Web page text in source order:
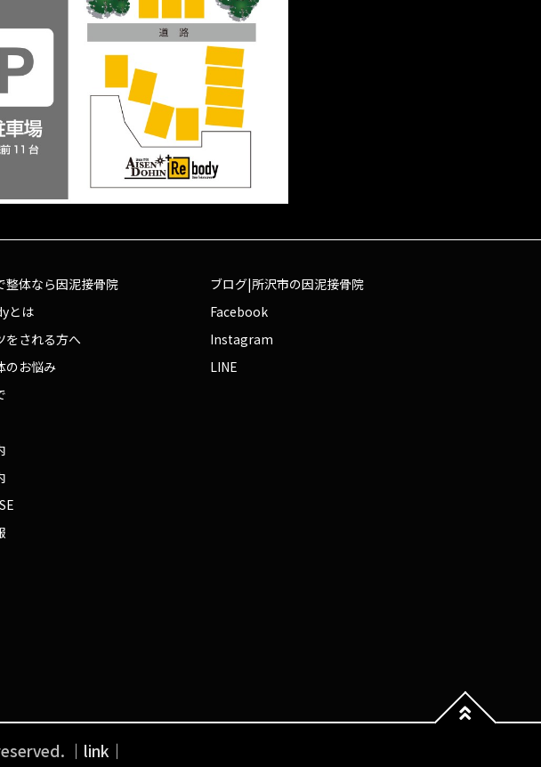
整体なら因泥接骨院
とは
をされる方へ
のお悩み
ブログ|所沢市の因泥接骨院
Facebook
Instagram
LINE
｜link｜